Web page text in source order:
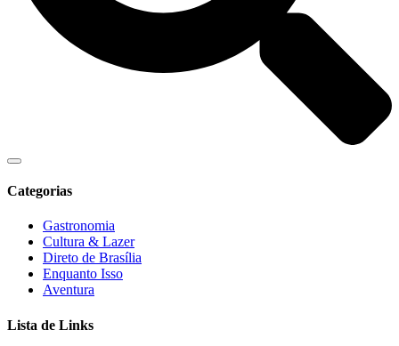
Categorias
Gastronomia
Cultura & Lazer
Direto de Brasília
Enquanto Isso
Aventura
Lista de Links